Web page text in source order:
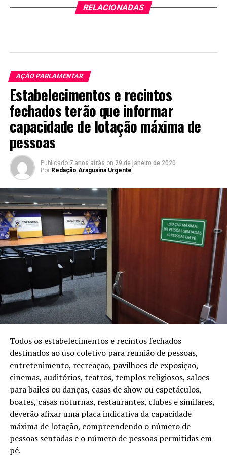
RELACIONADAS
AÇÃO PARLAMENTAR
Estabelecimentos e recintos
fechados terão que informar
capacidade de lotação máxima de
pessoas
Publicado 7 anos atrás on 29 de janeiro de 2020
Por Redação Araguaina Urgente
Todos os estabelecimentos e recintos fechados
destinados ao uso coletivo para reunião de pessoas,
entretenimento, recreação, pavilhões de exposição,
cinemas, auditórios, teatros, templos religiosos, salões
para bailes ou danças, casas de show ou espetáculos,
boates, casas noturnas, restaurantes, clubes e similares,
deverão afixar uma placa indicativa da capacidade
máxima de lotação, compreendendo o número de
pessoas sentadas e o número de pessoas permitidas em
pé.